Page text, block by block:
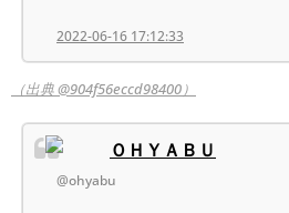
2022-06-16 17:12:33
（出典 @904f56eccd98400）
ＯＨＹＡＢＵ
@ohyabu